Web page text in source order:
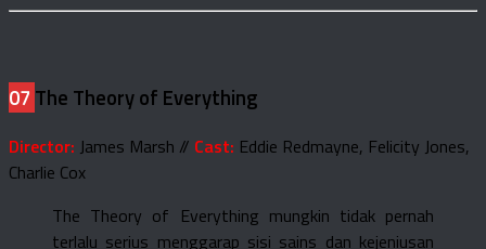
07 The Theory of Everything
Director: James Marsh // Cast: Eddie Redmayne, Felicity Jones,
Charlie Cox
The Theory of Everything mungkin tidak pernah
terlalu serius menggarap sisi sains dan kejeniusan